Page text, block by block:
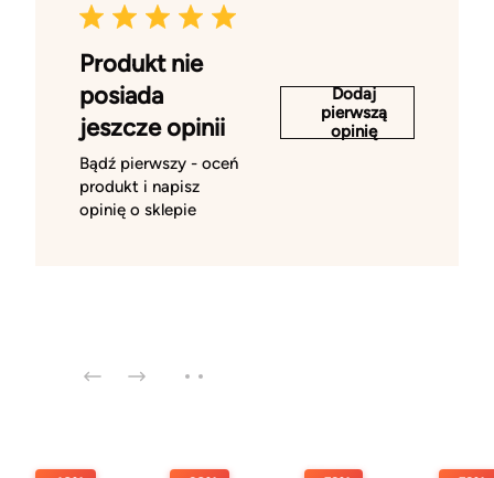
Produkt nie
posiada
jeszcze opinii
Bądź pierwszy - oceń
produkt i napisz
opinię o sklepie
Dodaj
pierwszą
opinię